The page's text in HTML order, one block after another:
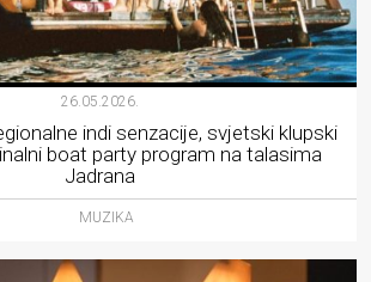
26.05.2026.
indi senzacije, svjetski klupski
boat party program na talasima
Jadrana
MUZIKA